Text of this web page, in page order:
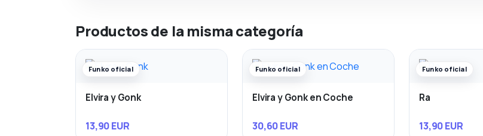
Productos de la misma categoría
Funko oficial
Elvira y Gonk
13,90 EUR
Funko oficial
Elvira y Gonk en Coche
30,60 EUR
Funko oficial
Ra
13,90 EUR